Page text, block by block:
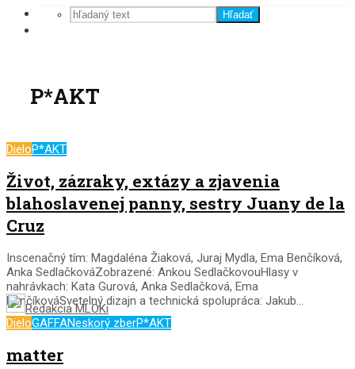
Hľadať
P*AKT
DieloP*AKT
Život, zázraky, extázy a zjavenia
blahoslavenej panny, sestry Juany de la
Cruz
Inscenačný tím: Magdaléna Žiaková, Juraj Mydla, Ema Benčíková,
Anka SedlačkováZobrazené: Ankou SedlačkovouHlasy v
nahrávkach: Kata Gurová, Anka Sedlačková, Ema
BenčíkováSvetelný dizajn a technická spolupráca: Jakub...
Redakcia MLOKi
DieloGAFFANeskorý zberP*AKT
matter